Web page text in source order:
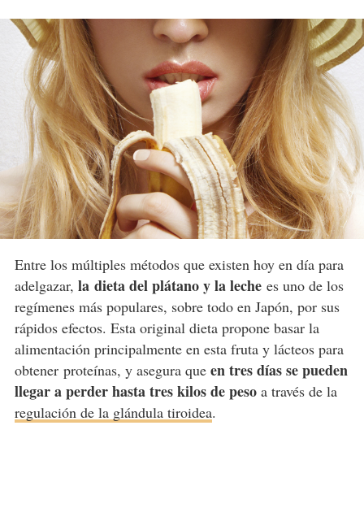
Entre los múltiples métodos que existen hoy en día para
adelgazar, la dieta del plátano y la lechees uno de los
regímenes más populares, sobre todo en Japón, por sus
rápidos efectos. Esta original dieta propone basar la
alimentación principalmente en esta fruta y lácteos para
obtener proteínas, y asegura que en tres días se pueden
llegar a perder hasta tres kilos de pesoa través de la
regulación de la glándula tiroidea.